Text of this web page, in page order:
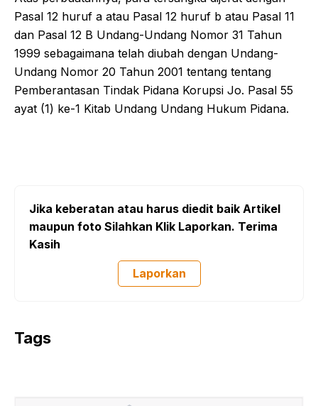
Pasal 12 huruf a atau Pasal 12 huruf b atau Pasal 11
dan Pasal 12 B Undang-Undang Nomor 31 Tahun
1999 sebagaimana telah diubah dengan Undang-
Undang Nomor 20 Tahun 2001 tentang tentang
Pemberantasan Tindak Pidana Korupsi Jo. Pasal 55
ayat (1) ke-1 Kitab Undang Undang Hukum Pidana.
Jika keberatan atau harus diedit baik Artikel
maupun foto Silahkan Klik Laporkan. Terima
Kasih
Laporkan
Tags